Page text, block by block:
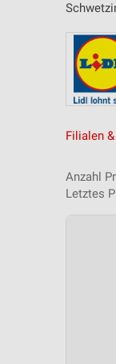
Filialen
Anzahl
Letztes